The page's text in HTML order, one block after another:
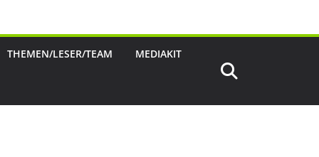
THEMEN/LESER/TEAM MEDIAKIT